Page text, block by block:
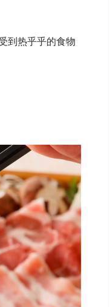
到热乎乎的食物